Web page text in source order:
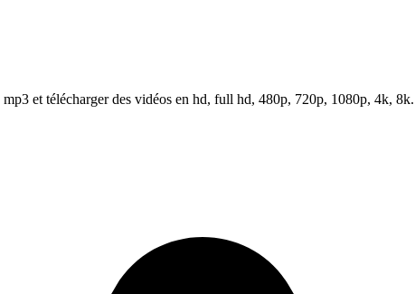
mp3 et télécharger des vidéos en hd, full hd, 480p, 720p, 1080p, 4k, 8k.